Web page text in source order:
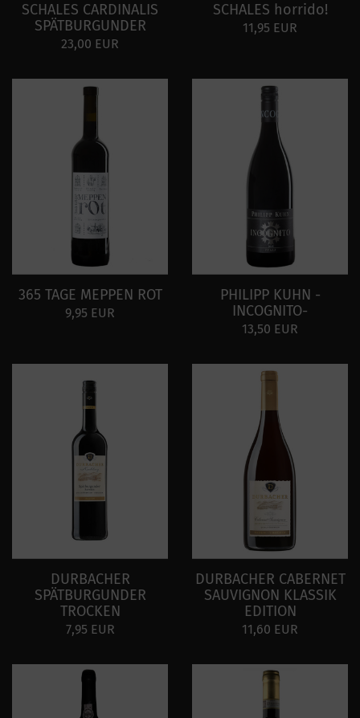
SCHALES CARDINALIS
SPÄTBURGUNDER
23,00 EUR
SCHALES horrido!
11,95 EUR
365 TAGE MEPPEN ROT
9,95 EUR
PHILIPP KUHN -
INCOGNITO-
13,50 EUR
DURBACHER
SPÄTBURGUNDER
TROCKEN
7,95 EUR
DURBACHER CABERNET
SAUVIGNON KLASSIK
EDITION
11,60 EUR